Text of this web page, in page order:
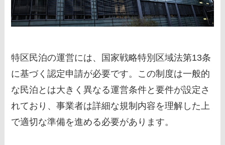
特区民泊の運営には、国家戦略特別区域法第13条
に基づく認定申請が必要です。この制度は一般的
な民泊とは大きく異なる運営条件と要件が設定さ
れており、事業者は詳細な規制内容を理解した上
で適切な準備を進める必要があります。